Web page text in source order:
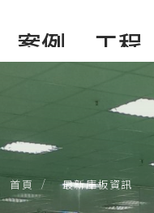
60A防火門系列
案例
工程
生醫製藥類
首頁 最新庫板資訊